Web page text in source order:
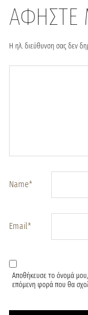
ΑΦΗΣΤΕ
Η ηλ. διεύθυνση σας δεν
Name*
Email*
Αποθήκευσε το όνομά
επόμενη φορά που θα